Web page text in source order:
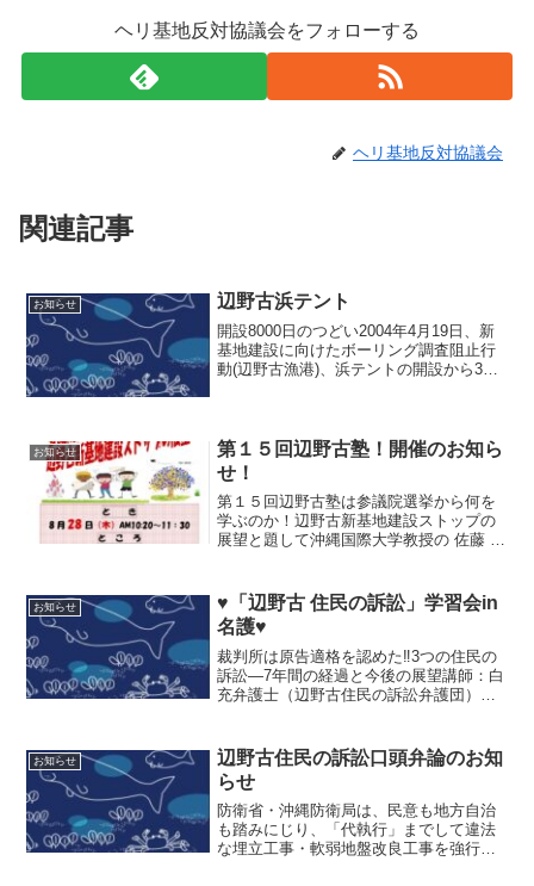
ヘリ基地反対協議会をフォローする
ヘリ基地反対協議会
関連記事
お知らせ 辺野古浜テント
開設8000日のつどい2004年4月19日、新
基地建設に向けたボーリング調査阻止行
動(辺野古漁港)、浜テントの開設から3月
巻く風...
お知らせ
第１５回辺野古塾！開催のお知ら
せ！
第１５回辺野古塾は参議院選挙から何を
学ぶのか！辺野古新基地建設ストップの
展望と題して沖縄国際大学教授の 佐藤 学
AM 10：20〜11：30場所：シュワブゲー
ト前テ...
お知らせ
♥「辺野古 住民の訴訟」学習会in
名護♥
裁判所は原告適格を認めた‼3つの住民の
訴訟―7年間の経過と今後の展望講師：白
充弁護士（辺野古住民の訴訟弁護団）
主催：ヘリ基地反対協議会／住民の訴訟
原告団...
お知らせ
辺野古住民の訴訟口頭弁論のお知
らせ
防衛省・沖縄防衛局は、民意も地方自治
も踏みにじり、「代執行」までして違法
な埋立工事・軟弱地盤改良工事を強行し